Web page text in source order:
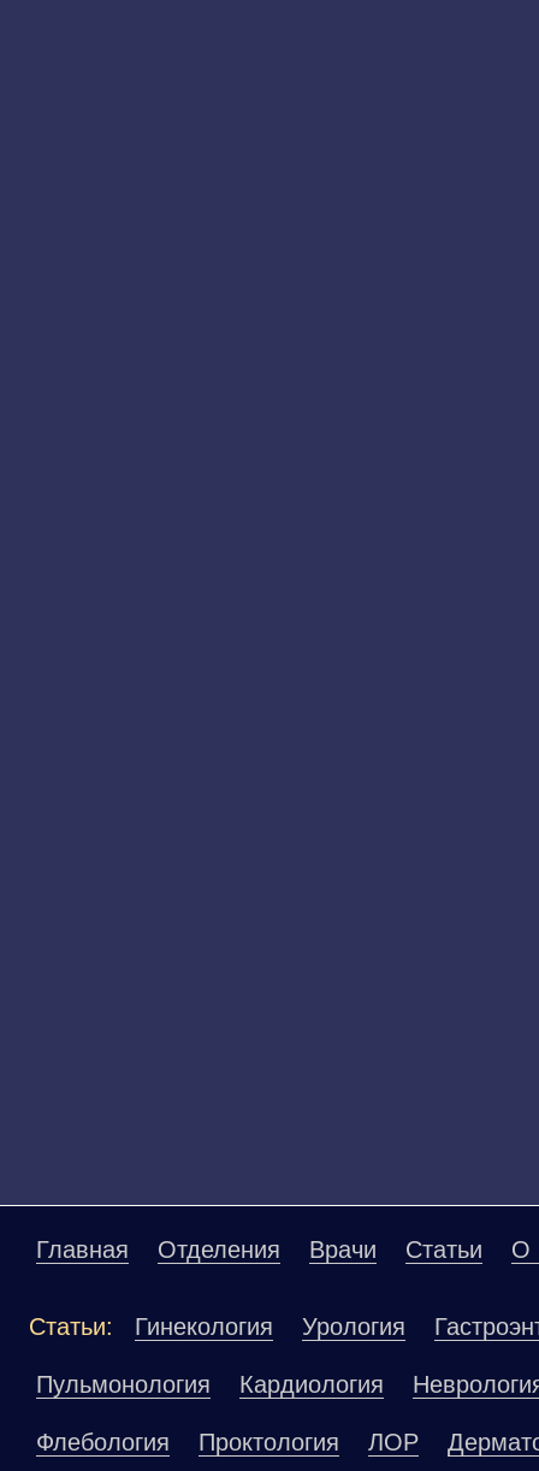
Главная Отделения Врачи Статьи О
Статьи: Гинекология Урология
Пульмонология Кардиология
Флебология Проктология ЛОР